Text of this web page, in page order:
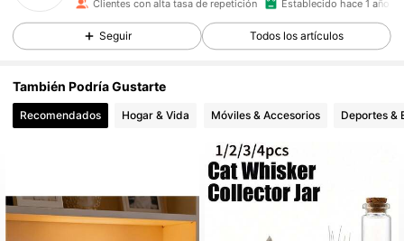
4,87 8.5K Seguidores
Clientes con alta tasa de repetición Establecido hace 1 año
Seguir Todos los artículos
También Podría Gustarte
Recomendados Hogar & Vida Móviles & Accesorios Deportes &